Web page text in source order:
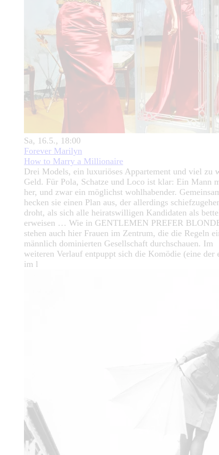
Sa, 16.5., 18:00
Forever Marilyn
How to Marry a Millionaire
Drei Models, ein luxuriöses Appartement und viel zu
Geld. Für Pola, Schatze und Loco ist klar: Ein Mann
her, und zwar ein möglichst wohlhabender.
hecken sie einen Plan aus, der allerdings
droht, als sich alle heiratswilligen Kandidaten als
erweisen … Wie in GENTLEMEN PREFER
stehen auch hier Frauen im Zentrum, die die Regeln
männlich dominierten Gesellschaft durchschauen. Im
weiteren Verlauf entpuppt sich die Komödie (eine der
im l